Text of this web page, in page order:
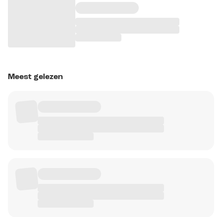
Meest gelezen